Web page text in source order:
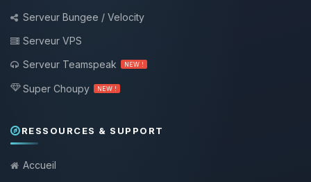
Serveur Bungee / Velocity
Serveur VPS
Serveur Teamspeak
NEW !
Super Choupy NEW !
RESSOURCES & SUPPORT
Accueil